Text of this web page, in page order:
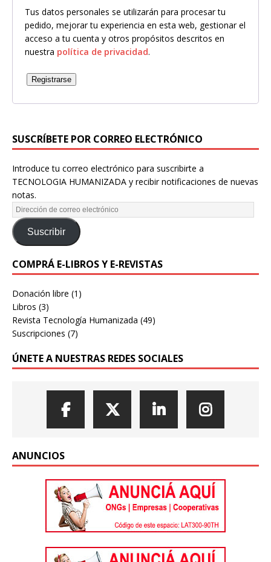
Tus datos personales se utilizarán para procesar tu
pedido, mejorar tu experiencia en esta web, gestionar el
acceso a tu cuenta y otros propósitos descritos en
nuestra política de privacidad.
Registrarse
SUSCRÍBETE POR CORREO ELECTRÓNICO
Introduce tu correo electrónico para suscribirte a
TECNOLOGIA HUMANIZADA y recibir notificaciones de nuevas
notas.
Suscribir
COMPRÁ E-LIBROS Y E-REVISTAS
Donación libre (1)
Libros (3)
Revista Tecnología Humanizada (49)
Suscripciones (7)
ÚNETE A NUESTRAS REDES SOCIALES
ANUNCIOS